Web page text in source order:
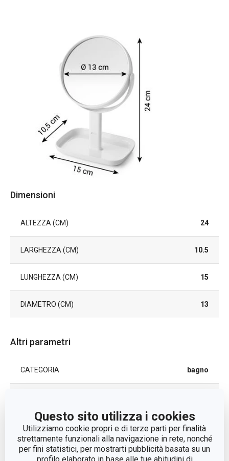
Questo sito utilizza i cookies
Utilizziamo cookie propri e di terze parti per finalità
strettamente funzionali alla navigazione in rete, nonché
per fini statistici, per mostrarti pubblicità basata su un
Dimensioni
ALTEZZA (CM) 24
LARGHEZZA (CM) 10.5
LUNGHEZZA (CM) 15
DIAMETRO (CM) 13
Altri parametri
CATEGORIA bagno
MATERIALE plastica, vetro
specchio da